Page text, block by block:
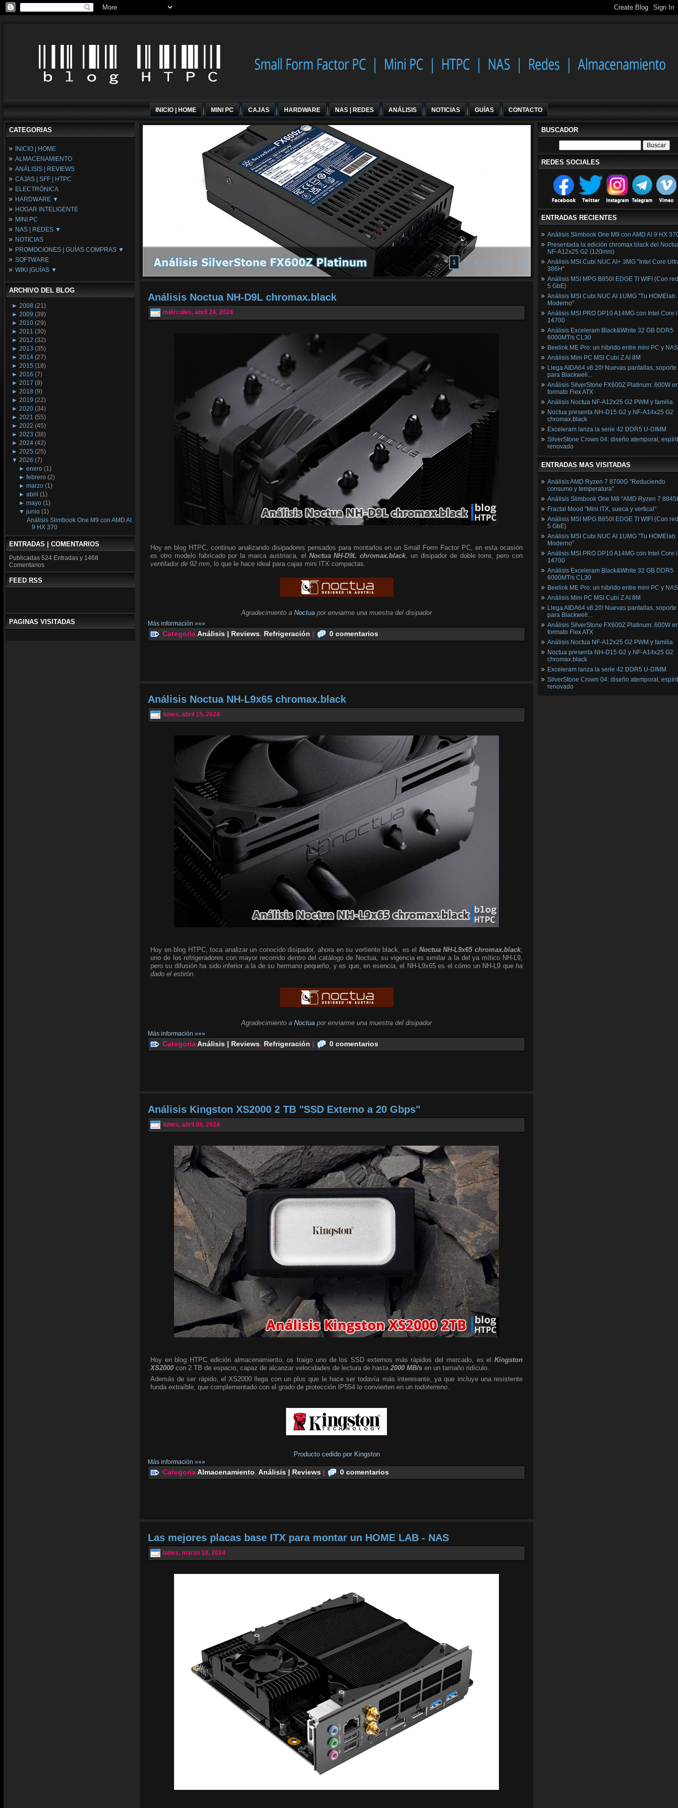
INICIO | HOME MINI PC CAJAS HARDWARE NAS | REDES ANÁLISIS NOTICIAS GUÍAS CONTACTO
CATEGORIAS
INICIO | HOME
ALMACENAMIENTO
ANÁLISIS | REVIEWS
CAJAS | SFF | HTPC
ELECTRÓNICA
HARDWARE ▼
Fuentes de Alimentación
Memória RAM
Placas Base
Procesadores
Periféricos
Refrigeración
Tarjetas Gráficas
HOGAR INTELIGENTE
MINI PC
NAS | REDES ▼
NAS
Espacio Synology
Redes
NOTICIAS
PROMOCIONES | GUÍAS COMPRAS ▼
Configuraciones Ordenadores
Guías de Compras
SOFTWARE
WIKI |GUÍAS ▼
Wikipedia
ARCHIVO DEL BLOG
► 2008 (21)
► 2009 (39)
► 2010 (29)
► 2011 (30)
► 2012 (32)
► 2013 (35)
► 2014 (27)
► 2015 (18)
► 2016 (7)
► 2017 (9)
► 2018 (9)
► 2019 (22)
► 2020 (34)
► 2021 (55)
► 2022 (45)
► 2023 (38)
► 2024 (42)
► 2025 (25)
▼ 2026 (7)
►enero (1)
►febrero (2)
►marzo (1)
►abril (1)
►mayo (1)
▼junio (1)
Análisis Slimbook One M9 con AMD AI
9 HX 370
ENTRADAS | COMENTARIOS
Publicadas 524 Entradas y 1468
Comentarios
FEED RSS
PAGINAS VISITADAS
1 2 3 4 5 6 7 8
Análisis Noctua NH-D9L chromax.black
miércoles, abril 24, 2024
Hoy en blog HTPC, continuo analizando disipadores pensados para montarlos en un Small Form Factor PC, en esta ocasión
es otro modelo fabricado por la marca austriaca, el Noctua NH-D9L chromax.black, un disipador de doble torre, pero con
ventilador de 92 mm , lo que le hace ideal para cajas mini ITX compactas.
Agradecimiento a Noctua por enviarme una muestra del disipador
Más información »»»
CategoriaAnálisis | Reviews, Refrigeración | 0 comentarios
Análisis Noctua NH-L9x65 chromax.black
lunes, abril 15, 2024
Hoy en blog HTPC, toca analizar un conocido disipador, ahora en su vertiente black, es el Noctua NH-L9x65 chromax.black,
uno de los refrigeradores con mayor recorrido dentro del catálogo de Noctua, su vigencia es similar a la del ya mítico NH-L9,
pero su difusión ha sido inferior a la de su hermano pequeño, y es que, en esencia, el NH-L9x65 es el cómo un NH-L9 que ha
dado el estirón
Agradecimiento a Noctua por enviarme una muestra del disipador
Más información »»»
CategoriaAnálisis | Reviews, Refrigeración | 0 comentarios
Análisis Kingston XS2000 2 TB "SSD Externo a 20 Gbps"
lunes, abril 08, 2024
Hoy en blog HTPC edición almacenamiento, os traigo uno de los SSD externos más rápidos del mercado, es el Kingston
XS2000 con 2 TB de espacio, capaz de alcanzar velocidades de lectura de hasta 2000 MB/s en un tamaño ridículo.
Además de ser rápido, el XS2000 llega con un plus que le hace ser todavía más interesante, ya que incluye una resistente
funda extraíble, que complementado con el grado de protección IP554 lo convierten en un todoterreno.
Producto cedido por Kingston
Más información »»»
CategoriaAlmacenamiento, Análisis | Reviews | 0 comentarios
Las mejores placas base ITX para montar un HOME LAB - NAS
lunes, marzo 18, 2024
BUSCADOR
REDES SOCIALES
ENTRADAS RECIENTES
Análisis Slimbook One M9 con AMD AI 9 HX
Presentada la edición chromax.black del
NF‑A12x25 G2 (120mm)
Análisis MSI Cubi NUC AI+ 3MG "Intel Core
386H"
Análisis MSI MPG B850I EDGE TI WIFI (Con
5 GbE)
Análisis MSI Cubi NUC AI 1UMG "Tu HOMElab
Moderno"
Análisis MSI PRO DP10 A14MG con Intel Core
14700
Análisis Exceleram Black&White 32 GB DDR5
6000MT/s CL30
Beelink ME Pro: un híbrido entre mini PC y NAS
Análisis Mini PC MSI Cubi Z AI 8M
Llega AIDA64 v8.20! Nuevas pantallas, soporte
para Blackwell...
Análisis SilverStone FX600Z Platinum: 600W
formato Flex ATX
Análisis Noctua NF-A12x25 G2 PWM y familia
Noctua presenta NH-D15 G2 y NF-A14x25 G2
chromax.black
Exceleram lanza la serie 42 DDR5 U-DIMM
SilverStone Crown 04: diseño atemporal,
renovado
ENTRADAS MAS VISITADAS
Análisis AMD Ryzen 7 8700G "Reduciendo
consumo y temperatura"
Análisis Slimbook One M8 "AMD Ryzen 7
Fractal Mood "Mini ITX, sueca y vertical"
Análisis MSI MPG B850I EDGE TI WIFI (Con
5 GbE)
Análisis MSI Cubi NUC AI 1UMG "Tu HOMElab
Moderno"
Análisis MSI PRO DP10 A14MG con Intel Core
14700
Análisis Exceleram Black&White 32 GB DDR5
6000MT/s CL30
Beelink ME Pro: un híbrido entre mini PC y NAS
Análisis Mini PC MSI Cubi Z AI 8M
Llega AIDA64 v8.20! Nuevas pantallas, soporte
para Blackwell...
Análisis SilverStone FX600Z Platinum: 600W
formato Flex ATX
Análisis Noctua NF-A12x25 G2 PWM y familia
Noctua presenta NH-D15 G2 y NF-A14x25 G2
chromax.black
Exceleram lanza la serie 42 DDR5 U-DIMM
SilverStone Crown 04: diseño atemporal,
renovado